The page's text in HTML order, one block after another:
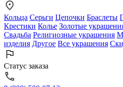
Кольца Серьги Цепочки Браслеты
Крестики Колье Золотые
Свадьба Религиозные украшения
изделия Другое Все украшения
Статус заказа